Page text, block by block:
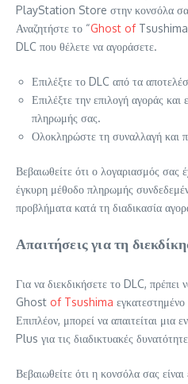
PlayStation Store στην κονσόλα
Αναζητήστε το “Ghost ofTsushima:
DLC που θέλετε να αγοράσετε.
Επιλέξτε το DLC από τα
Επιλέξτε την επιλογή αγοράς και
πληρωμής σας.
Ολοκληρώστε τη συναλλαγή και
Βεβαιωθείτε ότι ο λογαριασμός σας
έγκυρη μέθοδο πληρωμής
προβλήματα κατά τη διαδικασία
Απαιτήσεις για τη
Για να διεκδικήσετε το DLC, πρέπει
Ghost of Tsushima
Επιπλέον, μπορεί να απαιτείται
Plus για τις διαδικτυακές
Βεβαιωθείτε ότι η κονσόλα σας